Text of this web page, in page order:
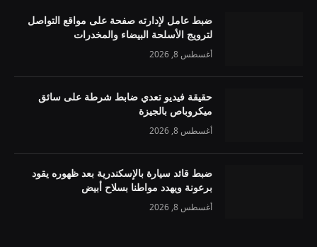
ضبط عامل لإدارته صفحة على مواقع التواصل
لترويج الأسلحة البيضاء والمخدرات
أغسطس 8, 2026
حقيقة فيديو تعدي ضابط شرطة على سائق
ميكروباص بالجيزة
أغسطس 8, 2026
ضبط قائد سيارة بالإسكندرية بعد ظهوره يقود
برعونة ويهدد مواطنا بسلاح أبيض
أغسطس 8, 2026